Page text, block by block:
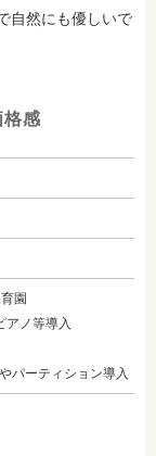
自然にも優しいで
感
園
アノ等導入
パーティション導入